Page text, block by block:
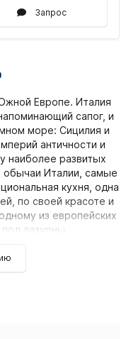
Запрос
Европе. Италия
сапог, и
море: Сицилия и
античности и
наиболее развитых
обычаи Италии, самые
кухня, одна
по своей красоте и
из европейских
лазурны